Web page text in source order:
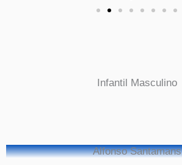
Infantil Masculino
Alfonso Santamans